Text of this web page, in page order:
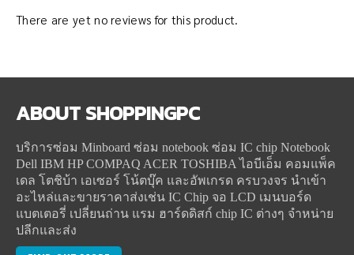
There are yet no reviews for this product.
ABOUTSHOPPINGPC
บริการซ่อม Minboard ซ่อม notebook ซ่อม IC chip Notebook
Dell IBM HP COMPAQ ACER TOSHIBA ไอบีเอ็ม คอมแพ็ค
เดล โตชิบ้า เอเซอร์ โน้ตบุ๊ค และอัพเกรด ครบวงจร นำเข้า
อะไหล่และขายราคาส่งเช่น IC Chip จอ LCD เมนบอร์ด
แบตเตอรี่ เปลี่ยนถ่าน แรม ฮาร์ดดิสก์ chip IC ต่างๆ จำหน่าย
ปลีกและส่ง